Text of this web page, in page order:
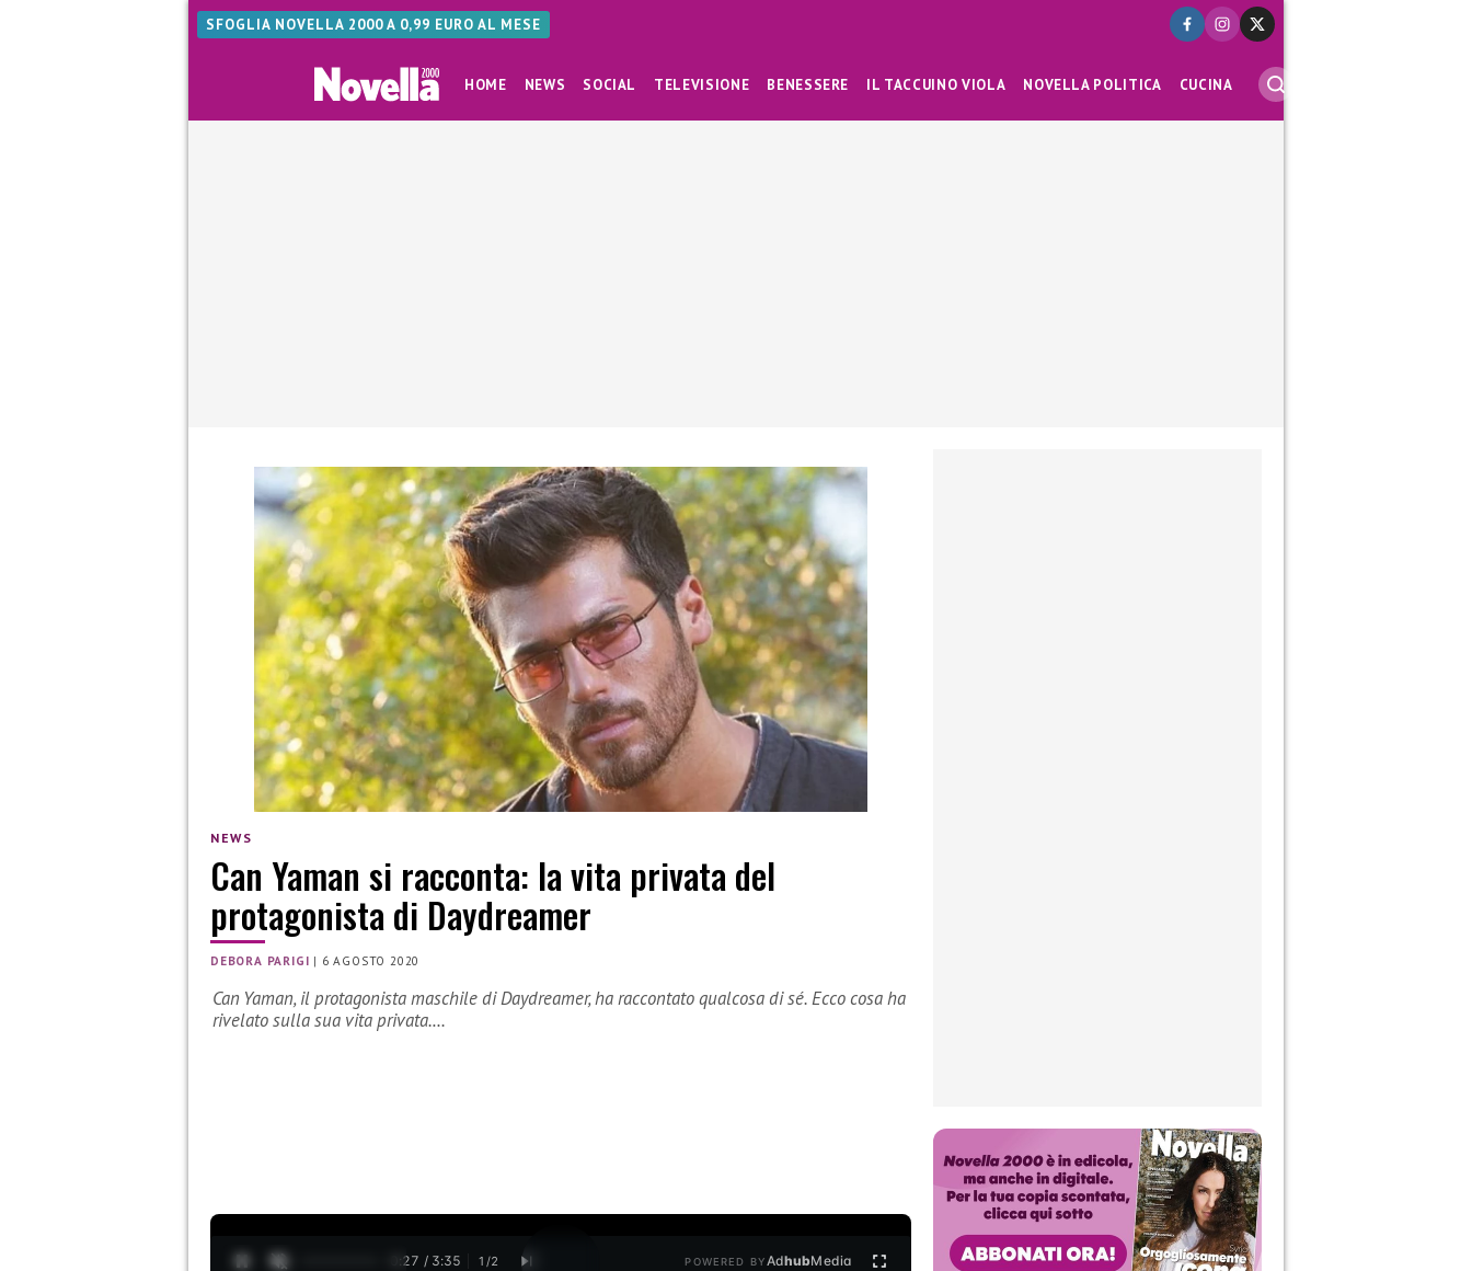
SFOGLIA NOVELLA 2000 A 0,99 EURO AL MESE
HOME NEWS SOCIAL TELEVISIONE BENESSERE IL TACCUINO VIOLA NOVELLA POLITICA CUCINA
NEWS
Can Yaman si racconta: la vita privata del
protagonista di Daydreamer
DEBORA PARIGI | 6 AGOSTO 2020
Can Yaman, il protagonista maschile di Daydreamer, ha raccontato qualcosa di sé. Ecco cosa ha
rivelato sulla sua vita privata.…
0:28 / 3:35 1 /2 POWERED BYAdhubMedia